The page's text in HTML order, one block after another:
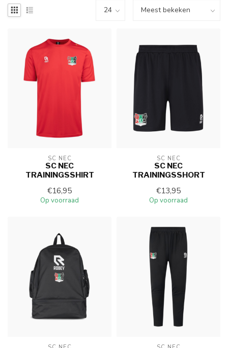
SC NEC
SC NEC
TRAININGSSHIRT
€16,95
Op voorraad
SC NEC
SC NEC
TRAININGSSHORT
€13,95
Op voorraad